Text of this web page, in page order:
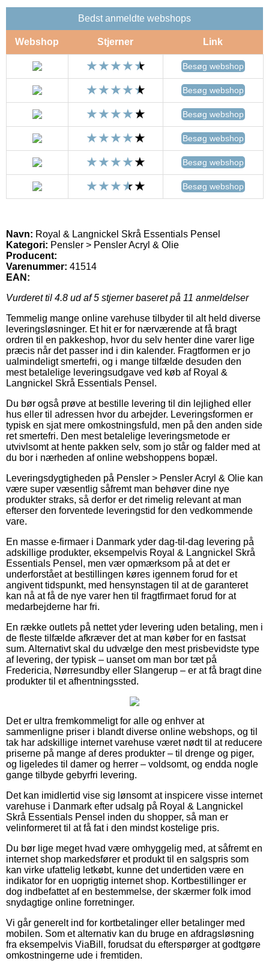
Bedst anmeldte webshops
Webshop Stjerner Link
Besøg webshop
Besøg webshop
Besøg webshop
Besøg webshop
Besøg webshop
Besøg webshop
Navn: Royal & Langnickel Skrå Essentials Pensel
Kategori: Pensler > Pensler Acryl & Olie
Producent:
Varenummer: 41514
EAN:
Vurderet til 4.8 ud af 5 stjerner baseret på 11 anmeldelser
Temmelig mange online varehuse tilbyder til alt held diverse
leveringsløsninger. Et hit er for nærværende at få bragt
ordren til en pakkeshop, hvor du selv henter dine varer lige
præcis når det passer ind i din kalender. Fragtformen er jo
ualmindeligt smertefri, og i mange tilfælde desuden den
mest betalelige leveringsudgave ved køb af Royal &
Langnickel Skrå Essentials Pensel.
Du bør også prøve at bestille levering til din lejlighed eller
hus eller til adressen hvor du arbejder. Leveringsformen er
typisk en sjat mere omkostningsfuld, men på den anden side
ret smertefri. Den mest betalelige leveringsmetode er
utvivlsomt at hente pakken selv, som jo står og falder med at
du bor i nærheden af online webshoppens bopæl.
Leveringsdygtigheden på Pensler > Pensler Acryl & Olie kan
være super væsentlig såfremt man behøver dine nye
produkter straks, så derfor er det rimelig relevant at man
efterser den forventede leveringstid for den vedkommende
vare.
En masse e-firmaer i Danmark yder dag-til-dag levering på
adskillige produkter, eksempelvis Royal & Langnickel Skrå
Essentials Pensel, men vær opmærksom på at det er
underforstået at bestillingen køres igennem forud for et
angivent tidspunkt, med hensynstagen til at de garanteret
kan nå at få de nye varer hen til fragtfirmaet forud for at
medarbejderne har fri.
En række outlets på nettet yder levering uden betaling, men i
de fleste tilfælde afkræver det at man køber for en fastsat
sum. Alternativt skal du udvælge den mest prisbevidste type
af levering, der typisk – uanset om man bor tæt på
Fredericia, Nørresundby eller Slangerup – er at få bragt dine
produkter til et afhentningssted.
Det er ultra fremkommeligt for alle og enhver at
sammenligne priser i blandt diverse online webshops, og til
tak har adskillige internet varehuse været nødt til at reducere
priserne på mange af deres produkter – til drenge og piger,
og ligeledes til damer og herrer – voldsomt, og endda nogle
gange tilbyde gebyrfri levering.
Det kan imidlertid vise sig lønsomt at inspicere visse internet
varehuse i Danmark efter udsalg på Royal & Langnickel
Skrå Essentials Pensel inden du shopper, så man er
velinformeret til at få fat i den mindst kostelige pris.
Du bør lige meget hvad være omhyggelig med, at såfremt en
internet shop markedsfører et produkt til en salgspris som
kan virke ufattelig letkøbt, kunne det undertiden være en
indikator for en uoprigtig internet shop. Kortbestillinger er
dog indbefattet af en bestemmelse, der skærmer folk imod
snydagtige online forretninger.
Vi går generelt ind for kortbetalinger eller betalinger med
mobilen. Som et alternativ kan du bruge en afdragsløsning
fra eksempelvis ViaBill, forudsat du efterspørger at godtgøre
omkostningerne ude i fremtiden.